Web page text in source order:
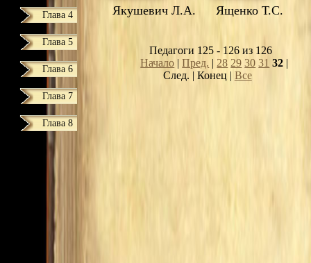
Глава 4
Глава 5
Глава 6
Глава 7
Глава 8
Якушевич Л.А. Ященко Т.С.
Педагоги 125 - 126 из 126
Начало |Пред. | 28 29 30 31 32 |
След. | Конец | Все